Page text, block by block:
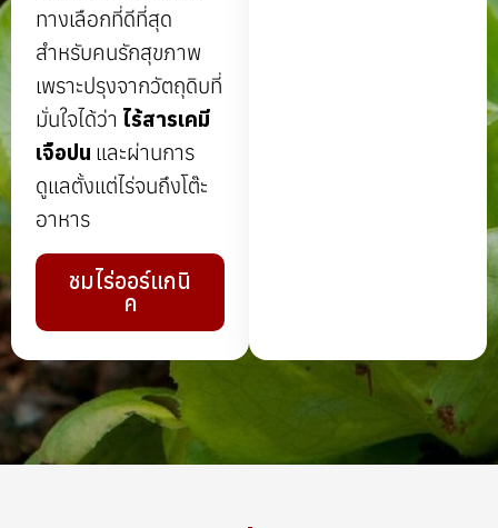
ทางเลือกที่ดีที่สุด
สำหรับคนรักสุขภาพ
เพราะปรุงจากวัตถุดิบที่
มั่นใจได้ว่า ไร้สารเคมี
เจือปน และผ่านการ
ดูแลตั้งแต่ไร่จนถึงโต๊ะ
อาหาร
ชมไร่ออร์แกนิ
ค